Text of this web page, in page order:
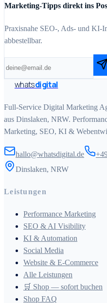
Marketing-Tipps direkt ins
Praxisnahe SEO-, Ads- und KI-
abbestellbar.
whatsdigital
Full-Service Digital Marketing
aus Dinslaken, NRW.
Marketing, SEO, KI &
hallo@whatsdigital.de
Dinslaken, NRW
Leistungen
Performance Marketing
SEO & AI Visibility
KI & Automation
Social Media
Website & E-Commerce
Alle Leistungen
🛒 Shop — sofort buchen
Shop FAQ